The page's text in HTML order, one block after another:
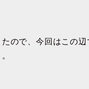
ので、今回はこの辺